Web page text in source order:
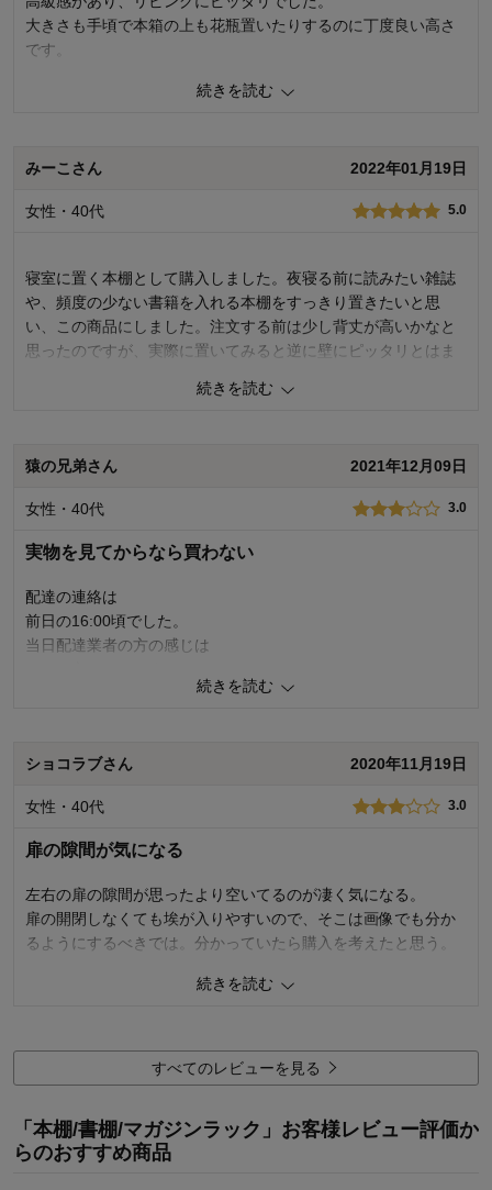
大きさも手頃で本箱の上も花瓶置いたりするのに丁度良い高さ
です。
人が参考になりました
デザイン・色
使用場所：
リビング
購入のきっかけ： 買い足し
商品を使う人： 自分、配偶者
続きを読む
みーこさん 2022年01月19日
女性・40代 5.0
寝室に置く本棚として購入しました。夜寝る前に読みたい雑誌
や、頻度の少ない書籍を入れる本棚をすっきり置きたいと思
い、この商品にしました。注文する前は少し背丈が高いかなと
思ったのですが、実際に置いてみると逆に壁にピッタリとはま
よい買い物をしたと気に入っています。下に引き出しがついて
参考になった
機能
使用感・使いやすさ
購入商品：
使用場所：
商品を使う人： 自分、配偶者
続きを読む
猿の兄弟さん 2021年12月09日
女性・40代 3.0
実物を見てからなら買わない
配達の連絡は
前日の16:00頃でした。
当日配達業者の方の感じは
不備はありませんか？
など確認してレ点しました。
その時は気が付きませんでしたが
棚に傷が数ヶ所ありました。
見える所になかったので
許される範囲なのでしょうが。
扉に5～6ミリほどの隙間があるので 埃が入りますね。
画像で表示しておくべき項目だと思います。
こんな隙間があるなら買わない。
1ヵ所ですが
続きを読む
ショコラブさん 2020年11月19日
女性・40代 3.0
扉の隙間が気になる
左右の扉の隙間が思ったより空いてるのが凄く気になる。
扉の開閉しなくても埃が入りやすいので、そこは画像でも分か
るようにするべきでは。分かっていたら購入を考えたと思う。
人が参考になりました
購入商品： ナチュラル, 60×121
続きを読む
すべてのレビューを見る
「本棚/書棚/マガジンラック」お客様レビュー評価か
らのおすすめ商品